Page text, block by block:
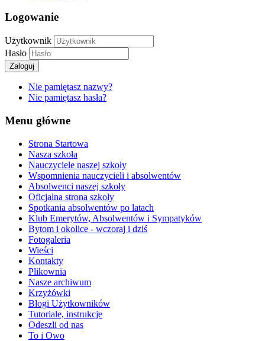
Logowanie
Użytkownik
Hasło
Zaloguj
Nie pamiętasz nazwy?
Nie pamiętasz hasła?
Menu główne
Strona Startowa
Nasza szkoła
Nauczyciele naszej szkoły
Wspomnienia nauczycieli i absolwentów
Absolwenci naszej szkoły
Oficjalna strona szkoły
Spotkania absolwentów po latach
Klub Emerytów, Absolwentów i Sympatyków
Bytom i okolice - wczoraj i dziś
Fotogaleria
Wieści
Kontakty
Plikownia
Nasze archiwum
Krzyżówki
Blogi Użytkowników
Tutoriale, instrukcje
Odeszli od nas
To i Owo